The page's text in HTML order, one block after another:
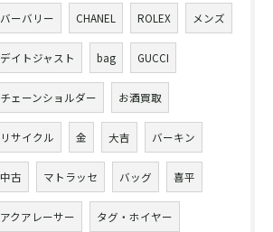
バーバリー CHANEL ROLEX メンズ
デイトジャスト bag GUCCI
チェーンショルダー お酒買取
リサイクル 金 大吉 バーキン
中古 マトラッセ バッグ 喜平
アクアレーサー タグ・ホイヤー